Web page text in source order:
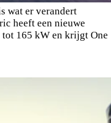
wat er verandert
heeft een nieuwe
165 kW en krijgt One